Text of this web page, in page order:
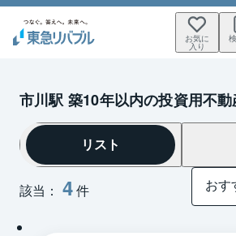
お気に
入り
市川駅 築10年以内の投資用不動
該当： 4件
リスト
1 / 0